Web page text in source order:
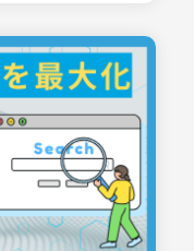
ます。 フォロワー
は？仕組みは？ 指定
び